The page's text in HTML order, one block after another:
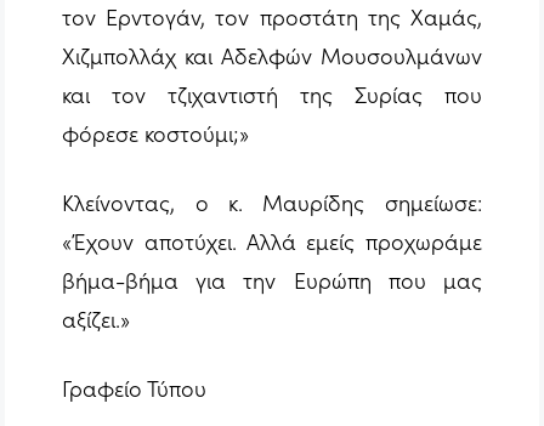
τον Ερντογάν, τον προστάτη της Χαμάς,
Χιζμπολλάχ και Αδελφών Μουσουλμάνων
και τον τζιχαντιστή της Συρίας που
φόρεσε κοστούμι;»
Κλείνοντας, ο κ. Μαυρίδης σημείωσε:
«Έχουν αποτύχει. Αλλά εμείς προχωράμε
βήμα-βήμα για την Ευρώπη που μας
αξίζει.»
Γραφείο Τύπου